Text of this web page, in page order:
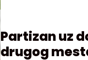
Partizan uz
drugog